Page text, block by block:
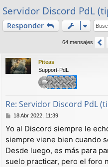
pi
do
Servidor Discord PdL
Responder
64 mensajes
Piteas
Support-PdL
Re: Servidor Discord PdL
M
n
s
j
e
18 Abr 2022, 11:39
Yo al Discord siempre le
siempre viene bien cuando
Desde luego, es más para
suelo practicar, pero el foro